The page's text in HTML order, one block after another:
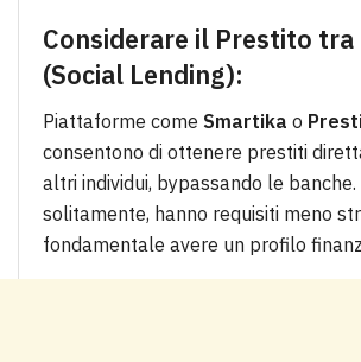
Considerare il Prestito tra
(Social Lending):
Piattaforme come Smartika o
consentono di ottenere prestiti
altri individui, bypassando le
solitamente, hanno requisiti meno
fondamentale avere un profilo